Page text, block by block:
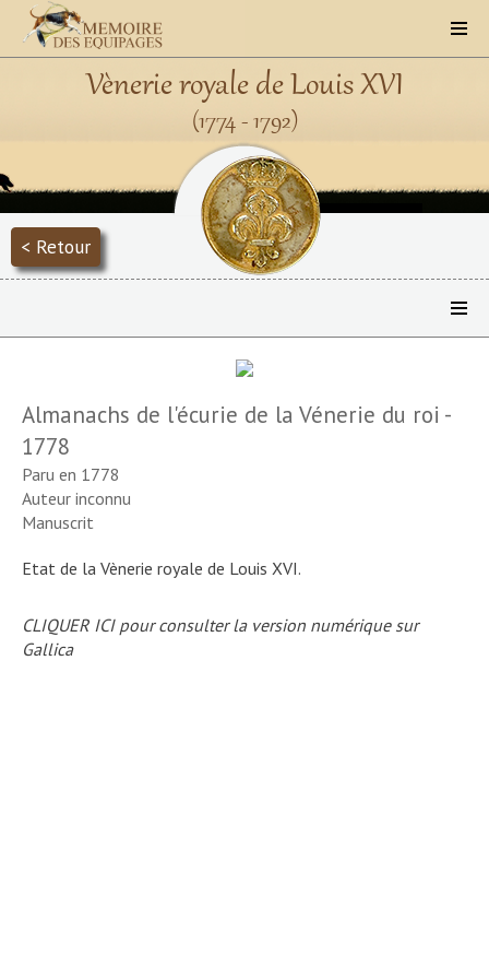
Vènerie royale de Louis XVI
(1774 - 1792)
< Retour
Almanachs de l'écurie de la Vénerie du roi -
1778
Paru en 1778
Auteur inconnu
Manuscrit
Etat de la Vènerie royale de Louis XVI.
CLIQUER ICI pour consulter la version numérique sur
Gallica